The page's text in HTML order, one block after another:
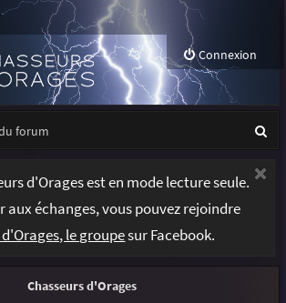
Connexion
forum
r
d'Orages est en mode lecture seule.
aux échanges, vous pouvez rejoindre
le groupesur Facebook.
Chasseurs d'Orages